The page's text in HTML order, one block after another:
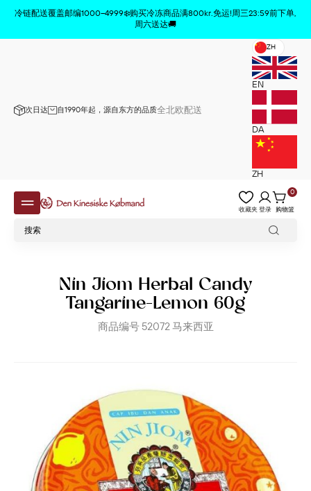
冷链配送覆盖邮编1000–4999❄️购买冷冻商品满800kr.免运!周三23:59前下单,
周六送达🚚
次日达 自1990年起，源自东方的品质全北欧配送
ZH
EN
DA
ZH
收藏夹登录 购物篮
0
Nin Jiom Herbal Candy
Tangarine-Lemon 60g
商品编号 52072马来西亚
商品已从购物车中删除 x